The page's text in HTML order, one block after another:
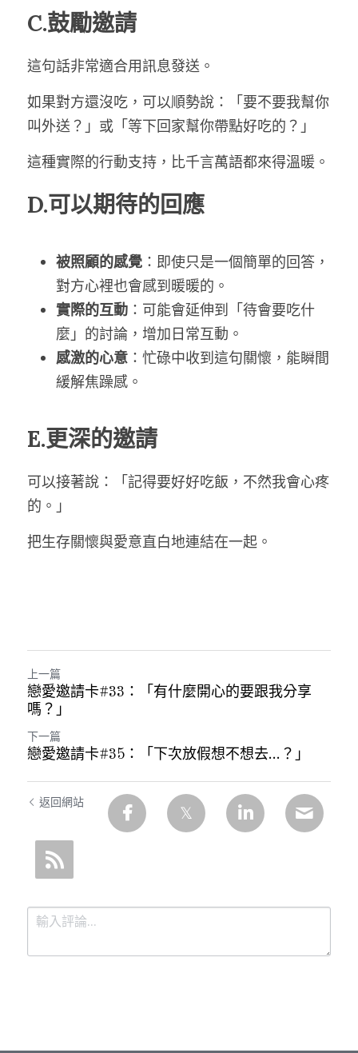
C.鼓勵邀請
這句話非常適合用訊息發送。
如果對方還沒吃，可以順勢說：「要不要我幫你
叫外送？」或「等下回家幫你帶點好吃的？」
這種實際的行動支持，比千言萬語都來得溫暖。
D.可以期待的回應
被照顧的感覺 ：即使只是一個簡單的回答，
對方心裡也會感到暖暖的。
實際的互動 ：可能會延伸到「待會要吃什
麼」的討論，增加日常互動。
感激的心意 ：忙碌中收到這句關懷，能瞬間
緩解焦躁感。
E.更深的邀請
可以接著說：「記得要好好吃飯，不然我會心疼
的。」
把生存關懷與愛意直白地連結在一起。
上一篇
戀愛邀請卡#33：「有什麼開心的要跟我分享
嗎？」
下一篇
戀愛邀請卡#35：「下次放假想不想去…？」
返回網站